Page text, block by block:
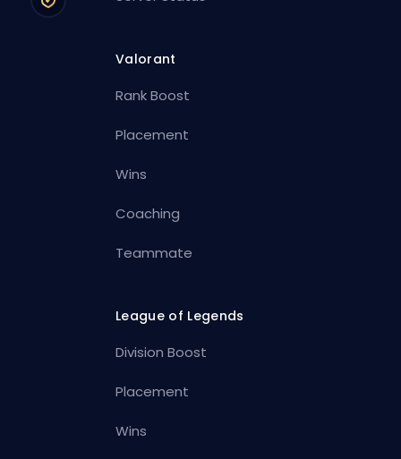
Valorant
Rank Boost
Placement
Wins
Coaching
Teammate
League of Legends
Division Boost
Placement
Wins